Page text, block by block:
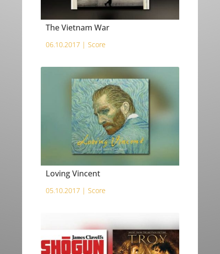
The Vietnam War
06.10.2017 | Score
Loving Vincent
05.10.2017 | Score